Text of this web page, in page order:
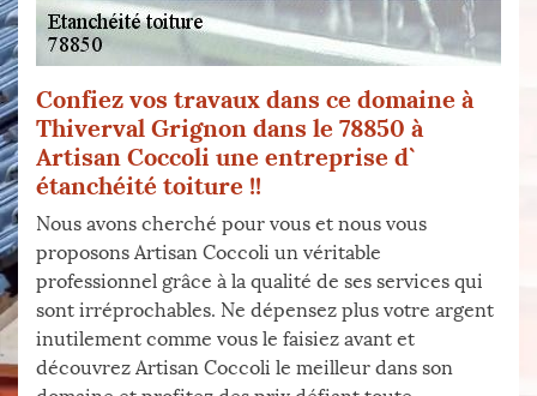
Confiez vos travaux dans ce domaine à
Thiverval Grignon dans le 78850 à
Artisan Coccoli une entreprise d`
étanchéité toiture !!
Nous avons cherché pour vous et nous vous
proposons Artisan Coccoli un véritable
professionnel grâce à la qualité de ses services qui
sont irréprochables. Ne dépensez plus votre argent
inutilement comme vous le faisiez avant et
découvrez Artisan Coccoli le meilleur dans son